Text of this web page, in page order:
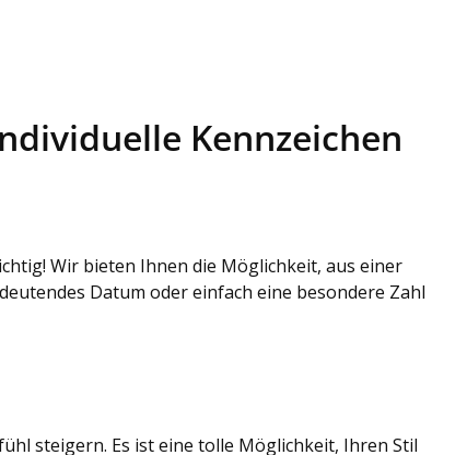
Kennzeichen
Wir bieten Ihnen die Möglichkeit, aus einer
Datum oder einfach eine besondere Zahl
steigern. Es ist eine tolle Möglichkeit, Ihren Stil